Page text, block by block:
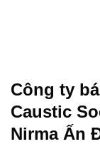
Công ty
Caustic
Nirma Ấn